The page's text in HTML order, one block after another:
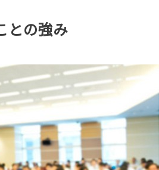
との強み